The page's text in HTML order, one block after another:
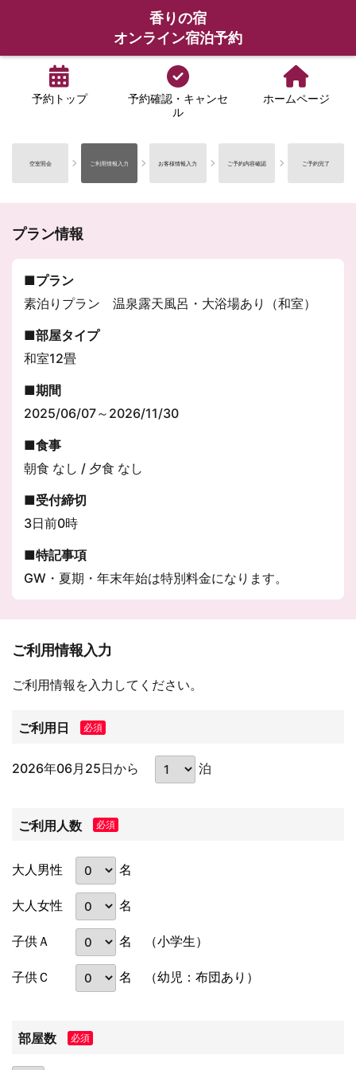
香りの宿
オンライン宿泊予約
予約トップ
予約確認・キャンセ
ル
ホームページ
空室照会 ご利用情報入力 お客様情報入力 ご予約内容確認 ご予約完了
プラン情報
プラン
素泊りプラン 温泉露天風呂・大浴場あり（和室）
部屋タイプ
和室12畳
期間
2025/06/07～2026/11/30
食事
朝食 なし / 夕食 なし
受付締切
3日前0時
特記事項
GW・夏期・年末年始は特別料金になります。
ご利用情報入力
ご利用情報を入力してください。
ご利用日 必須
2026年06月25日から 泊
ご利用人数 必須
大人男性 名
大人女性 名
子供Ａ 名 （小学生）
子供Ｃ 名 （幼児：布団あり）
部屋数 必須